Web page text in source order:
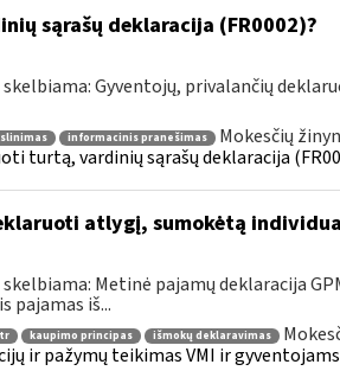
sąrašų deklaracija (FR0002)?
Gyventojų, privalančių
informacinis pranešimas Mokesčių
turtą, vardinių sąrašų deklaracija
atlygį, sumokėtą
Metinė pajamų deklaracija
pajamas iš...
kaupimo principas išmokų deklaravimas
ir pažymų teikimas VMI ir